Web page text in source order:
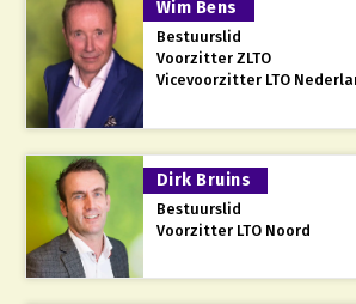
Transitiepaden
Thema’s
Gezonde dieren
Natuur, klimaat en energie
Bodem en water
Wim Bens
Bestuurslid
Voorzitter ZLTO
Vicevoorzitter LTO
Dirk Bruins
Bestuurslid
Voorzitter LTO Noord